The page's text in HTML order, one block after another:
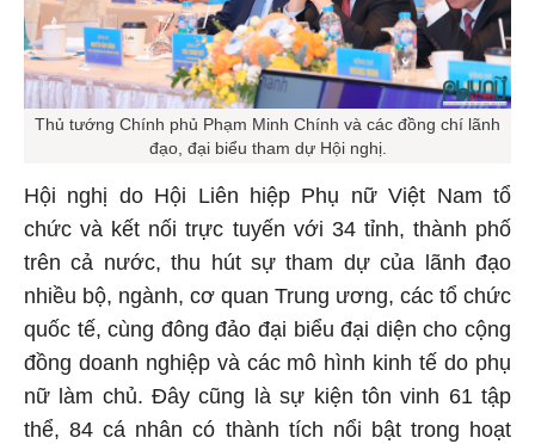
Thủ tướng Chính phủ Phạm Minh Chính và các đồng chí lãnh
đạo, đại biểu tham dự Hội nghị.
Hội nghị do Hội Liên hiệp Phụ nữ Việt Nam tổ
chức và kết nối trực tuyến với 34 tỉnh, thành phố
trên cả nước, thu hút sự tham dự của lãnh đạo
nhiều bộ, ngành, cơ quan Trung ương, các tổ chức
quốc tế, cùng đông đảo đại biểu đại diện cho cộng
đồng doanh nghiệp và các mô hình kinh tế do phụ
nữ làm chủ. Đây cũng là sự kiện tôn vinh 61 tập
thể, 84 cá nhân có thành tích nổi bật trong hoạt